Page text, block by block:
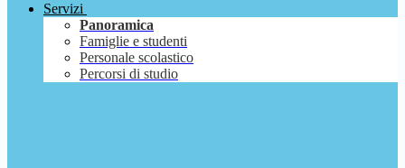
Servizi
Panoramica
Famiglie e studenti
Personale scolastico
Percorsi di studio